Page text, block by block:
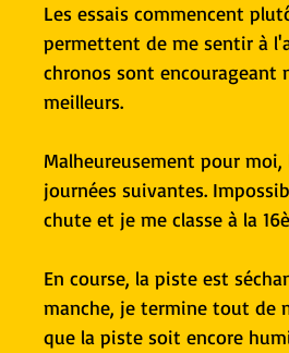
Les essais commencent
permettent de me sentir à
chronos sont encourageant
meilleurs.
Malheureusement pour
journées suivantes.
chute et je me classe à la
En course, la piste est
manche, je termine tout de
que la piste soit encore